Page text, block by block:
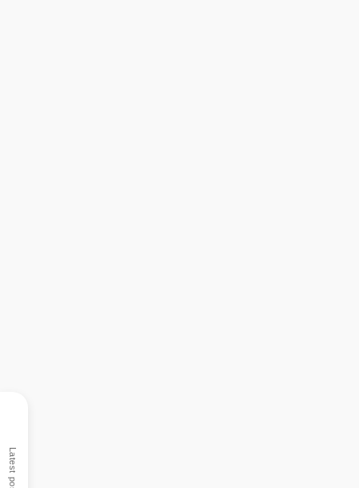
Latest posts